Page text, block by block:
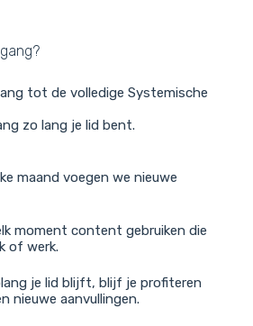
tot de volledige Systemische
zo lang je lid bent.
maand voegen we nieuwe
moment content gebruiken die
of werk.
je lid blijft, blijf je profiteren
nieuwe aanvullingen.